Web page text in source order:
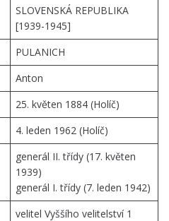
SLOVENSKÁ REPUBLIKA
[1939-1945]
PULANICH
Anton
25. květen 1884 (Holíč)
4. leden 1962 (Holíč)
generál II. třídy (17. květen
1939)
generál I. třídy (7. leden 1942)
velitel Vyššího velitelství 1